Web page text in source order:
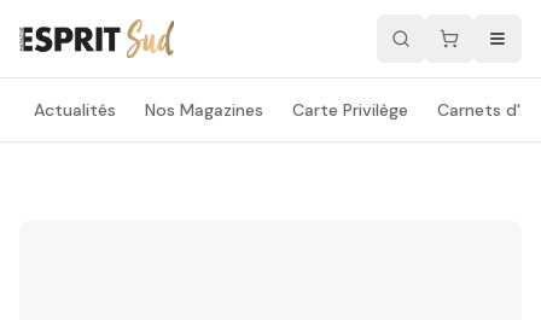
Actualités Nos Magazines Carte Privilège Carnets